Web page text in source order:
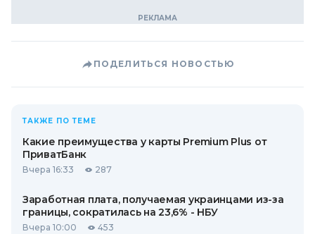
ПОДЕЛИТЬСЯ НОВОСТЬЮ
ТАКЖЕ ПО ТЕМЕ
Какие преимущества у карты Premium Plus от
ПриватБанк
Вчера 16:33 287
Заработная плата, получаемая украинцами из-за
границы, сократилась на 23,6% - НБУ
Вчера 10:00 453